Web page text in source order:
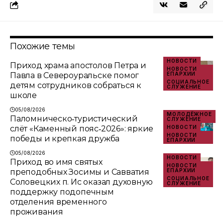
Похожие темы
НОВОСТИ
НОВОСТИ
ЕПАРХИИ
СОЦИАЛЬНОЕ
СЛУЖЕНИЕ
Приход храма апостолов Петра и
Павла в Североуральске помог
детям сотрудников собраться к
школе
05/08/2026
МОЛОДЁЖНОЕ
СЛУЖЕНИЕ
НОВОСТИ
НОВОСТИ
ЕПАРХИИ
Паломническо‑туристический
слёт «Каменный пояс‑2026»: яркие
победы и крепкая дружба
05/08/2026
НОВОСТИ
НОВОСТИ
ЕПАРХИИ
СОЦИАЛЬНОЕ
СЛУЖЕНИЕ
Приход во имя святых
преподобных Зосимы и Савватия
Соловецких п. Ис оказал духовную
поддержку подопечным
отделения временного
проживания